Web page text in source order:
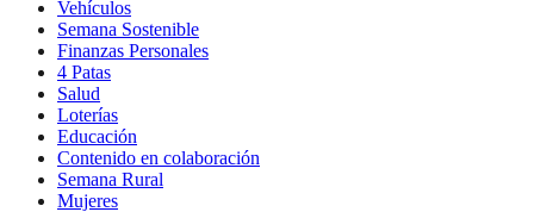
Vehículos
Semana Sostenible
Finanzas Personales
4 Patas
Salud
Loterías
Educación
Contenido en colaboración
Semana Rural
Mujeres